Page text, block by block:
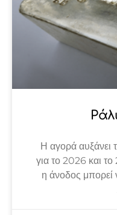
Η αγορά αυξάνει
για το 2026 και το
η άνοδος μπορεί